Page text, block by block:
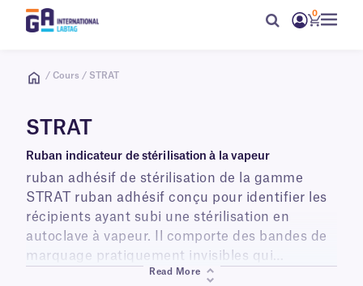
0
/ Cours / STRAT
STRAT
Ruban indicateur de stérilisation à la vapeur
ruban adhésif de stérilisation de la gamme
STRAT ruban adhésif conçu pour identifier les
récipients ayant subi une stérilisation en
autoclave à vapeur. Il comporte des bandes de
marquage pratiquement invisibles qui
noircissent après un cycle de stérilisation en
Read More